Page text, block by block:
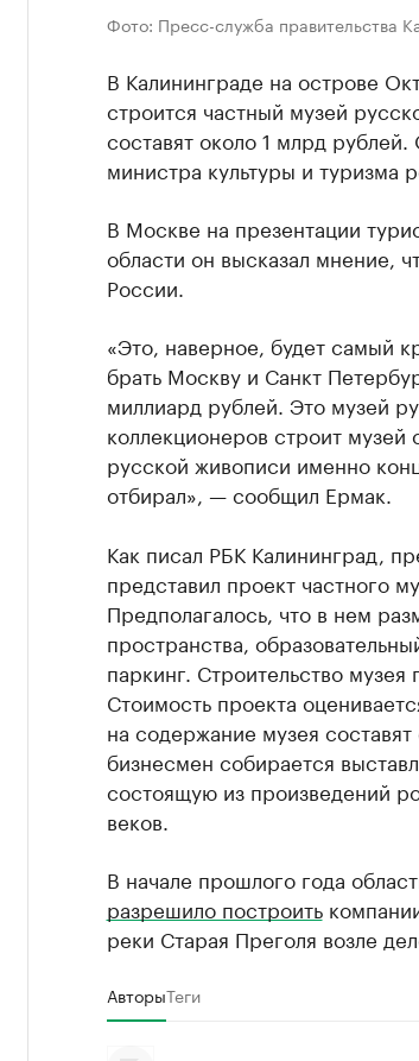
Фото: Пресс-служба правительства
В Калининграде на острове
строится частный музей
составят около 1 млрд
министра культуры и туризма
В Москве на презентации
области он высказал мнение,
России.
«Это, наверное, будет самый
брать Москву и Санкт
миллиард рублей. Это музей
коллекционеров строит музей
русской живописи именно
отбирал», — сообщил Ермак.
Как писал РБК Калининград,
представил проект частного
Предполагалось, что в нем
пространства,
паркинг. Строительство
Стоимость проекта
на содержание музея
бизнесмен собирается
состоящую из произведений
веков.
В начале прошлого года
разрешило построить
реки Старая Преголя возле
АвторыТеги